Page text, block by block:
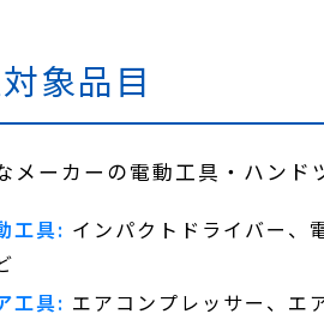
象品目
メーカーの電動工具・ハンド
工具: インパクトドライバー、
工具: エアコンプレッサー、エ